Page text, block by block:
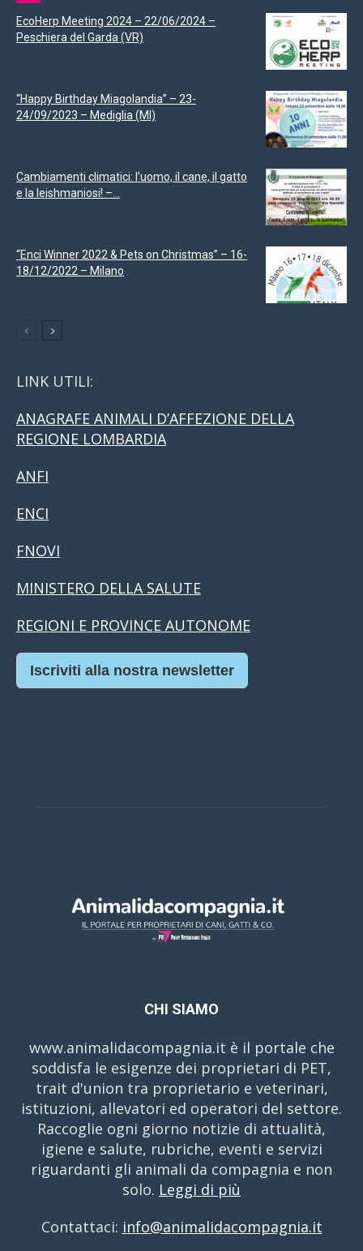
EcoHerp Meeting 2024 – 22/06/2024 –
Peschiera del Garda (VR)
“Happy Birthday Miagolandia” – 23-
24/09/2023 – Mediglia (MI)
Cambiamenti climatici: l’uomo, il cane, il gatto
e la leishmaniosi! –...
“Enci Winner 2022 & Pets on Christmas” – 16-
18/12/2022 – Milano
LINK UTILI:
ANAGRAFE ANIMALI D’AFFEZIONE DELLA
REGIONE LOMBARDIA
ANFI
ENCI
FNOVI
MINISTERO DELLA SALUTE
REGIONI E PROVINCE AUTONOME
Iscriviti alla nostra newsletter
CHI SIAMO
www.animalidacompagnia.it è il portale che
soddisfa le esigenze dei proprietari di PET,
trait d'union tra proprietario e veterinari,
istituzioni, allevatori ed operatori del settore.
Raccoglie ogni giorno notizie di attualità,
igiene e salute, rubriche, eventi e servizi
riguardanti gli animali da compagnia e non
solo. Leggi di più
Contattaci: info@animalidacompagnia.it